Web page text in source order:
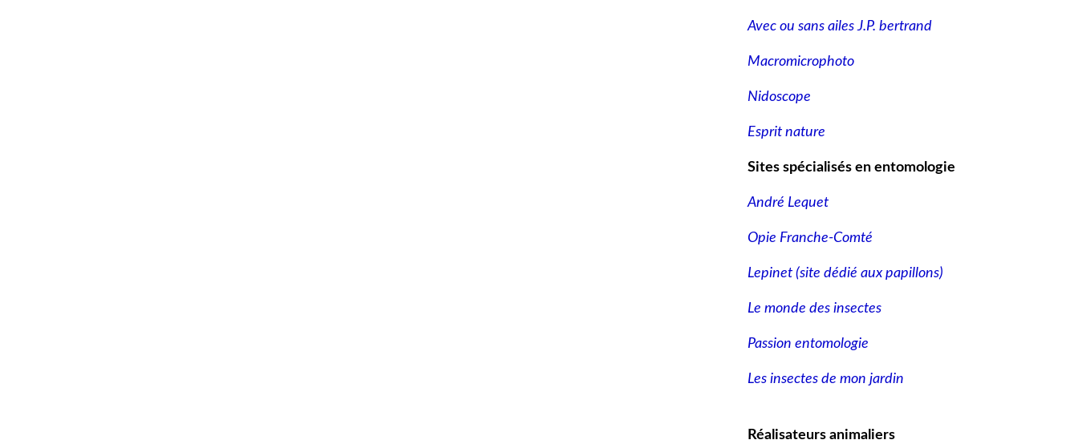
Avec ou sans ailes J.P. bertrand
Macromicrophoto
Nidoscope
Esprit nature
Sites spécialisés en entomologie
André Lequet
Opie Franche-Comté
Lepinet (site dédié aux papillons)
Le monde des insectes
Passion entomologie
Les insectes de mon jardin
Réalisateurs animaliers